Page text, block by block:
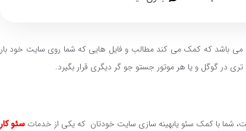
می باشد که کمک می کند مطالب و فایل هایی که شما روی سایت خود بار
تری در گوگل و یا هر موتور جستو جو گر دیگری قرار بگیرد.
سئو کار